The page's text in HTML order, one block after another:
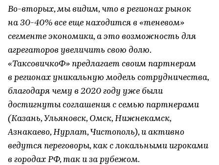
Во-вторых, мы видим, что в регионах рынок
на 30-40% все еще находится в «теневом»
сегменте экономики, а это возможность для
агрегаторов увеличить свою долю.
«ТаксовичкоФ» предлагает своим партнерам
в регионах уникальную модель сотрудничества,
благодаря чему в 2020 году уже были
достигнуты соглашения с семью партнерами
(Казань, Ульяновск, Омск, Нижнекамск,
Азнакаево, Нурлат, Чистополь), и активно
ведутся переговоры, как с локальными игроками
в городах РФ, так и за рубежом.